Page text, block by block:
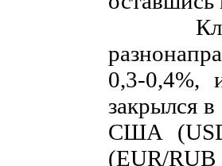
0,3-0,4%,
закрылся
США
(EUR/RUB